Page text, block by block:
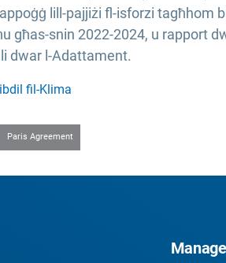
lill-pajjiżi fl-isforzi
għas-snin 2022-2024, u rapport
dwar l-Adattament.
fil-Klima
Paris Agreement